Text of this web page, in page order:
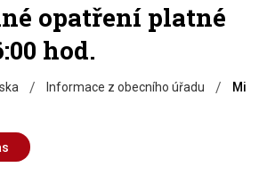
opatření platné
hod.
/ Informace z obecního úřadu /